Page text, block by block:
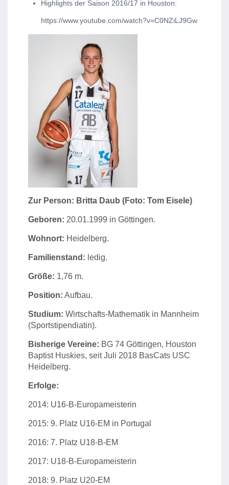
Highlights der Saison 2016/17 in Houston:
https://www.youtube.com/watch?v=C0NZiLJ9Gw
Zur Person: Britta Daub (Foto: Tom Eisele)
Geboren: 20.01.1999 in Göttingen.
Wohnort: Heidelberg.
Familienstand: ledig.
Größe: 1,76 m.
Position: Aufbau.
Studium: Wirtschafts-Mathematik in Mannheim
(Sportstipendiatin).
Bisherige Vereine: BG 74 Göttingen, Houston
Baptist Huskies, seit Juli 2018 BasCats USC
Heidelberg.
Erfolge:
2014: U16-B-Europameisterin
2015: 9. Platz U16-EM in Portugal
2016: 7. Platz U18-B-EM
2017: U18-B-Europameisterin
2018: 9. Platz U20-EM